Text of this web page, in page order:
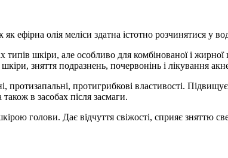
ефірна олія меліси здатна істотно розчинятися у
типів шкіри, але особливо для комбінованої і
зняття подразнень, почервонінь і лікування
протизапальні, протигрибкові властивості.
в засобах після засмаги.
голови. Дає відчуття свіжості, сприяє зняттю